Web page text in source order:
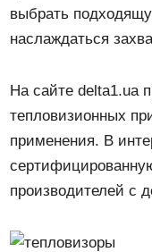
выбрать
наслаждаться
На сайте delta1.ua
тепловизионных
применения. В
производителей с